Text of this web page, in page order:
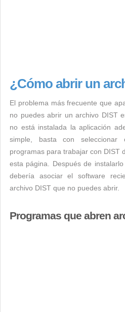
¿Cómo abrir un
El problema más frecuente que
no puedes abrir un archivo DIST
no está instalada la aplicación
simple, basta con
programas para trabajar con DIST
esta página. Después de
debería asociar el software
archivo DIST que no puedes abrir.
Programas que abren